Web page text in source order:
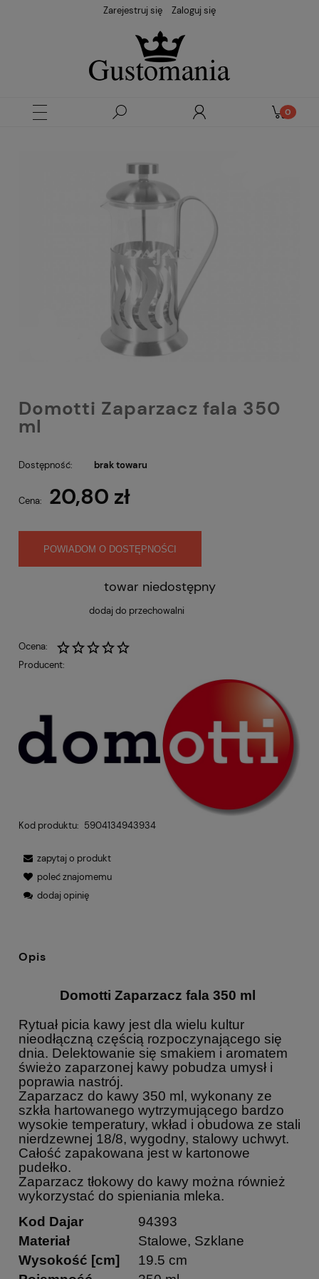
Zarejestruj się Zaloguj się
Domotti Zaparzacz fala 350
ml
Dostępność: brak towaru
Cena: 20,80 zł
POWIADOM O DOSTĘPNOŚCI
towar niedostępny
dodaj do przechowalni
Ocena:
Producent:
Kod produktu: 5904134943934
zapytaj o produkt
poleć znajomemu
dodaj opinię
Opis
Domotti Zaparzacz fala 350 ml
Rytuał picia kawy jest dla wielu kultur
nieodłączną częścią rozpoczynającego się
dnia. Delektowanie się smakiem i aromatem
świeżo zaparzonej kawy pobudza umysł i
poprawia nastrój.
Zaparzacz do kawy 350 ml, wykonany ze
szkła hartowanego wytrzymującego bardzo
wysokie temperatury, wkład i obudowa ze stali
nierdzewnej 18/8, wygodny, stalowy uchwyt.
Całość zapakowana jest w kartonowe
pudełko.
Zaparzacz tłokowy do kawy można również
wykorzystać do spieniania mleka.
Kod Dajar
94393
Materiał
Stalowe, Szklane
Wysokość [cm]
19.5 cm